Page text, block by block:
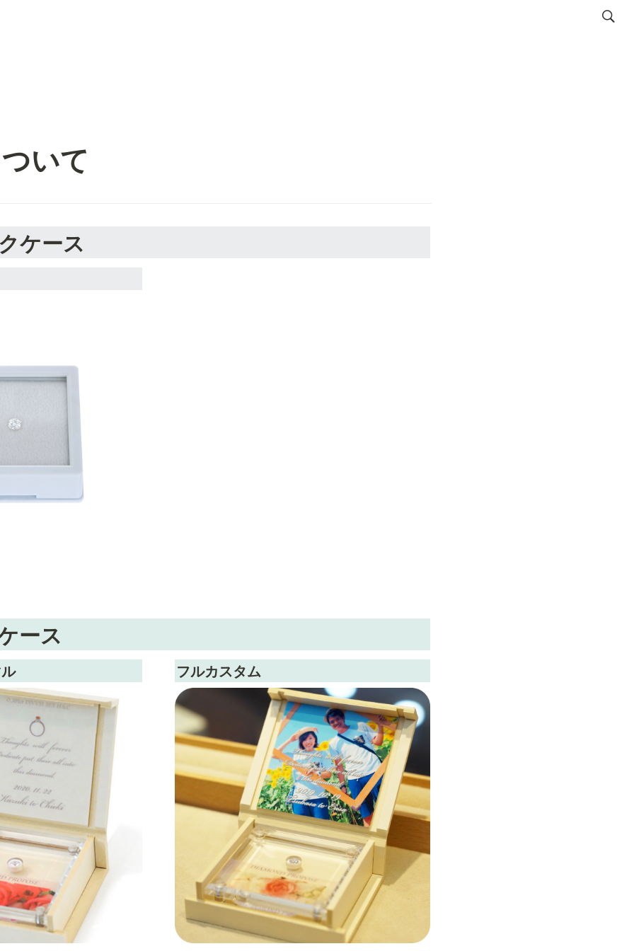
いて
ケース
ース
フルカスタム